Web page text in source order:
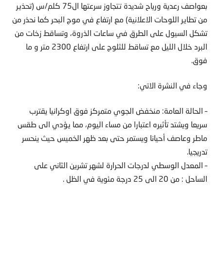
بعواصف رعدية ورياح شديدة تتجاوز سرعتها ال75 كلم/س (تحذير
من تطاير اللوحات الاعلانية) مع ارتفاع في موج البحر كما نحذر من
تشكل السيول على الطرق في ساعات الذروة، وتساقط زخات من
البرد خلال الليل مع تساقط للثلوج على ارتفاع 2300 متر و ما
فوق.
وجاء في النشرة الاتي:
– الحالة العامة: منخفض الجوي متمركز فوق اوكرانيا يقترب
سريعا ويشتد تأثيره اعتبارا من مساء اليوم، مما يؤدي الى طقس
ماطر وعاصف أحيانا ويستمر حتى بعد ظهر الخميس حيث ينحسر
تدريجيا.
– المعدل الوسطي لدرجات الحرارة لشهر تشرين الثاني على
الساحل : من 20 الى 25 درجة مئوية في الظل .